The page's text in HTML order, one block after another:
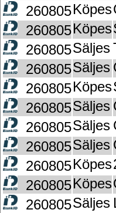
260805Köpes
260805Köpes
260805Säljes
260805Säljes
260805Köpes
260805Säljes
260805Säljes
260805Säljes
260805Köpes
260805Köpes
260805Säljes